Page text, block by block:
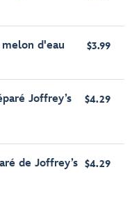
d'eau $3.99
Joffrey’s
$4.29
de Joffrey’s $4.29